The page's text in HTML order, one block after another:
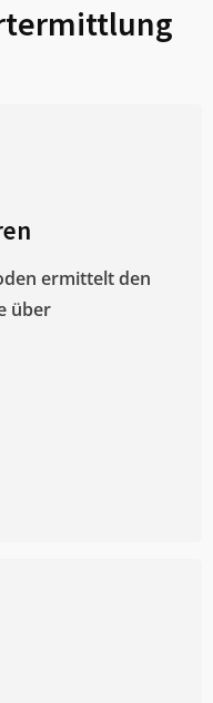
ermittelt den
über